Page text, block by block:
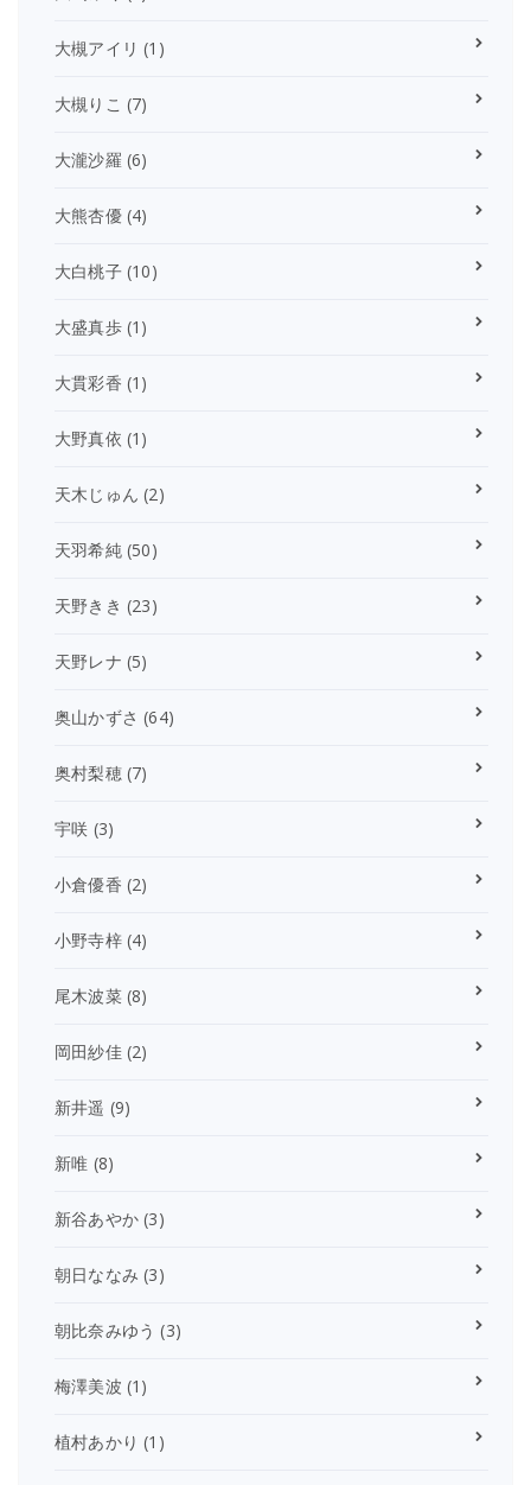
大槻アイリ (1)
大槻りこ (7)
大瀧沙羅 (6)
大熊杏優(4)
大白桃子(10)
大盛真歩(1)
大貫彩香 (1)
大野真依 (1)
天木じゅん (2)
天羽希純(50)
天野きき (23)
天野レナ (5)
奥山かずさ (64)
奥村梨穂(7)
宇咲 (3)
小倉優香 (2)
小野寺梓(4)
尾木波菜(8)
岡田紗佳(2)
新井遥 (9)
新唯 (8)
新谷あやか (3)
朝日ななみ (3)
朝比奈みゆう (3)
梅澤美波 (1)
植村あかり (1)